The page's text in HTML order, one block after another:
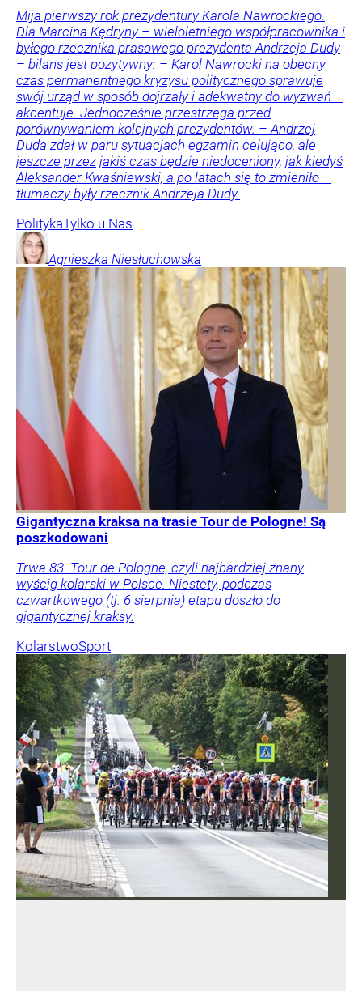
Mija pierwszy rok prezydentury Karola Nawrockiego.
Dla Marcina Kędryny – wieloletniego współpracownika i
byłego rzecznika prasowego prezydenta Andrzeja Dudy
– bilans jest pozytywny: – Karol Nawrocki na obecny
czas permanentnego kryzysu politycznego sprawuje
swój urząd w sposób dojrzały i adekwatny do wyzwań –
akcentuje. Jednocześnie przestrzega przed
porównywaniem kolejnych prezydentów. – Andrzej
Duda zdał w paru sytuacjach egzamin celująco, ale
jeszcze przez jakiś czas będzie niedoceniony, jak kiedyś
Aleksander Kwaśniewski, a po latach się to zmieniło –
tłumaczy były rzecznik Andrzeja Dudy.
PolitykaTylko u Nas
Agnieszka Niesłuchowska
Gigantyczna kraksa na trasie Tour de Pologne! Są
poszkodowani
Trwa 83. Tour de Pologne, czyli najbardziej znany
wyścig kolarski w Polsce. Niestety, podczas
czwartkowego (tj. 6 sierpnia) etapu doszło do
gigantycznej kraksy.
KolarstwoSport